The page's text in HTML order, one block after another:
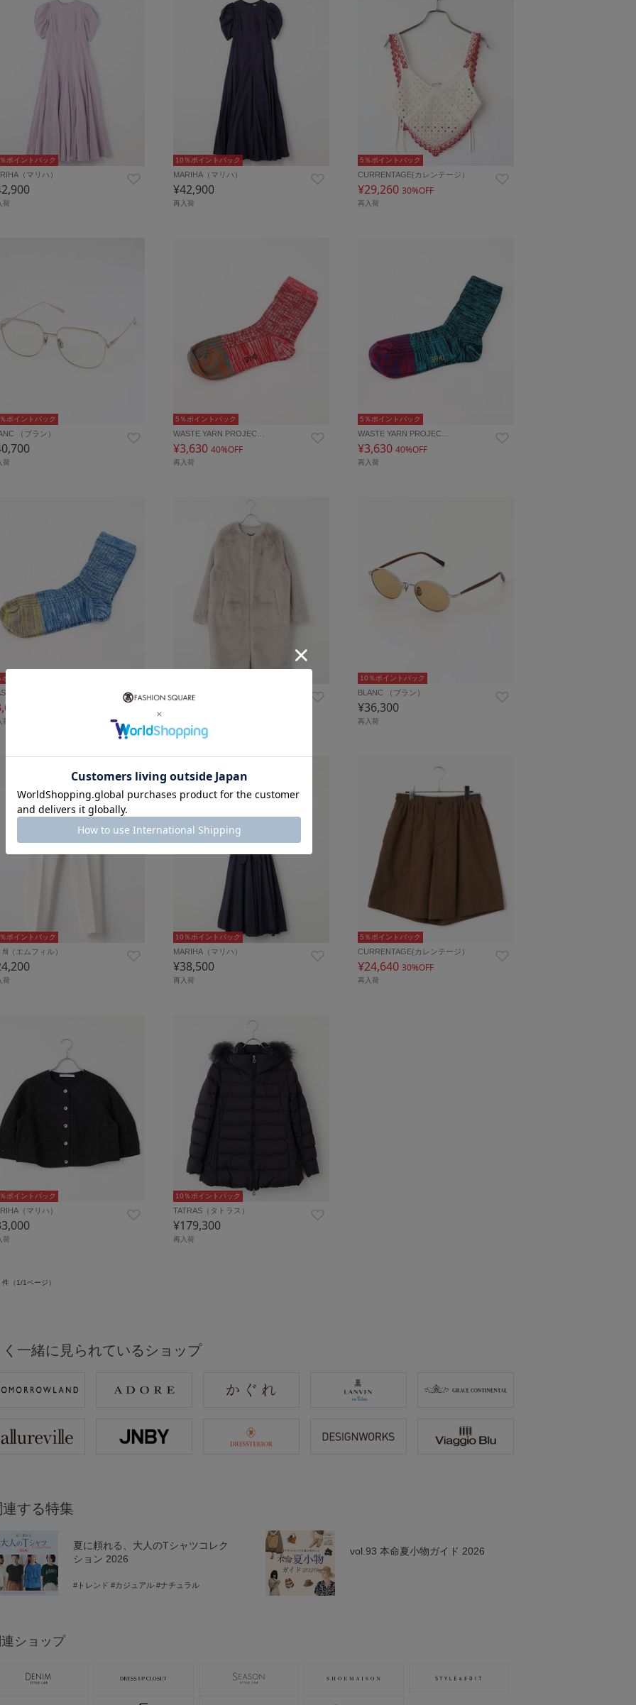
ポイントバック
（マリハ）
荷
10％ポイントバック
MARIHA（マリハ）
¥42,900
再入荷
5％ポイントバック
CURRENTAGE(カレンテージ）
¥29,260 30%OFF
再入荷
ポイントバック
（ブラン）
荷
5％ポイントバック
WASTE YARN PROJEC…
¥3,630 40%OFF
再入荷
5％ポイントバック
WASTE YARN PROJEC…
¥3,630 40%OFF
再入荷
ポイントバック
YARN PROJEC…
荷
10％ポイントバック
BLANC （ブラン）
¥36,300
再入荷
ポイントバック
fil（エムフィル）
荷
10％ポイントバック
MARIHA（マリハ）
¥38,500
再入荷
5％ポイントバック
CURRENTAGE(カレンテージ）
¥24,640 30%OFF
再入荷
ポイントバック
（マリハ）
荷
10％ポイントバック
TATRAS（タトラス）
¥179,300
再入荷
件（1/1ページ）
く一緒に見られているショップ
連する特集
夏に頼れる、大人のTシャツコレク
ション 2026
#トレンド #カジュアル #ナチュラル
vol.93 本命夏小物ガイド 2026
連ショップ